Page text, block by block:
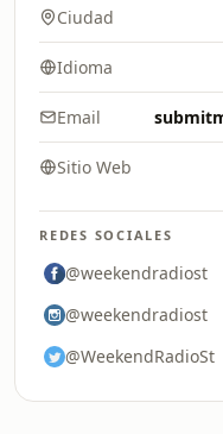
Ciudad
Idioma
Email
Sitio Web
REDES SOCIALES
@weekendradiost
@weekendradiost
@WeekendRadioSt